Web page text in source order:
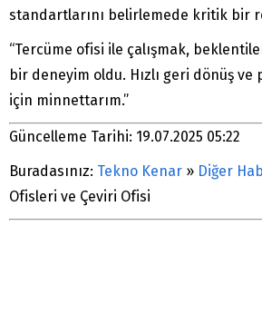
standartlarını belirlemede kritik bir
“Tercüme ofisi ile çalışmak,
bir deneyim oldu. Hızlı geri dönüş
için minnettarım.”
Güncelleme Tarihi: 19.07.2025 05:22
Buradasınız: Tekno Kenar » Diğer
Ofisleri ve Çeviri Ofisi